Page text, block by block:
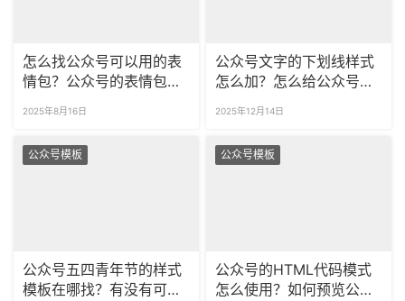
怎么找公众号可以用的表
情包？公众号的表情包需
2025年8月16日
公众号文字的下划线样式
怎么加？怎么给公众号文
2025年12月14日
公众号模板
公众号五四青年节的样式
模板在哪找？有没有可商
公众号模板
公众号的HTML代码模式
怎么使用？如何预览公众